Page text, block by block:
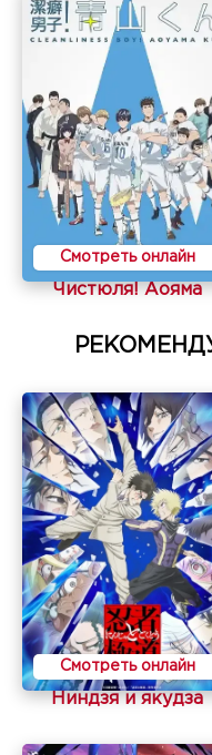
Смотреть онлайн
Чистюля! Аояма
Смотреть онлайн
Ниндзя и якудза